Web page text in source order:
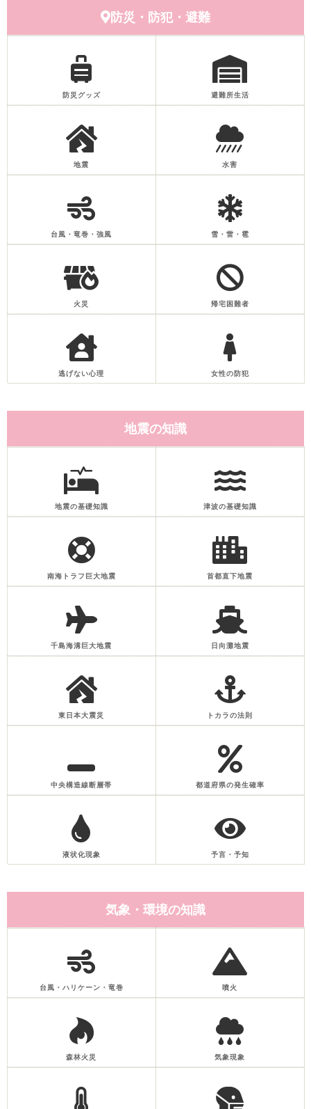
防災・防犯・避難
防災グッズ 避難所生活
地震 水害
台風・竜巻・強風 雪・雷・雹
火災 帰宅困難者
逃げない心理 女性の防犯
地震の知識
地震の基礎知識 津波の基礎知識
南海トラフ巨大地震 首都直下地震
千島海溝巨大地震 日向灘地震
東日本大震災 トカラの法則
中央構造線断層帯 都道府県の発生確率
液状化現象 予言・予知
気象・環境の知識
台風・ハリケーン・竜巻 噴火
森林火災 気象現象